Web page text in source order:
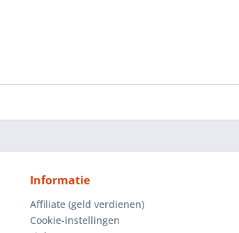
Informatie
Affiliate (geld verdienen)
Cookie-instellingen